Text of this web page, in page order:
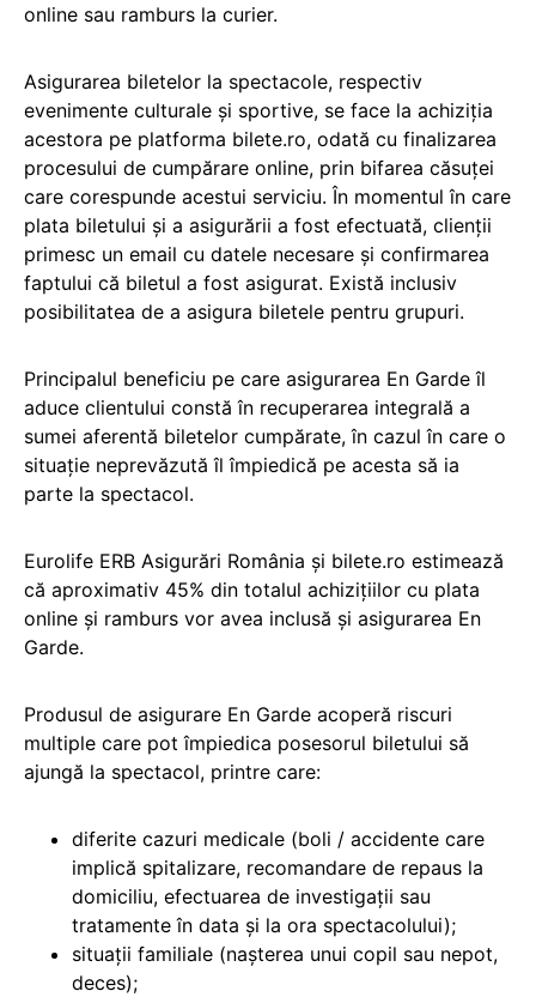
online sau ramburs la curier.
Asigurarea biletelor la spectacole, respectiv
evenimente culturale și sportive, se face la achiziția
acestora pe platforma bilete.ro, odată cu finalizarea
procesului de cumpărare online, prin bifarea căsuței
care corespunde acestui serviciu. În momentul în care
plata biletului și a asigurării a fost efectuată, clienții
primesc un email cu datele necesare și confirmarea
faptului că biletul a fost asigurat. Există inclusiv
posibilitatea de a asigura biletele pentru grupuri.
Principalul beneficiu pe care asigurarea En Garde îl
aduce clientului constă în recuperarea integrală a
sumei aferentă biletelor cumpărate, în cazul în care o
situație neprevăzută îl împiedică pe acesta să ia
parte la spectacol.
Eurolife ERB Asigurări România și bilete.ro estimează
că aproximativ 45% din totalul achizițiilor cu plata
online și ramburs vor avea inclusă și asigurarea En
Garde.
Produsul de asigurare En Garde acoperă riscuri
multiple care pot împiedica posesorul biletului să
ajungă la spectacol, printre care:
diferite cazuri medicale (boli / accidente care
implică spitalizare, recomandare de repaus la
domiciliu, efectuarea de investigații sau
tratamente în data și la ora spectacolului);
situații familiale (nașterea unui copil sau nepot,
deces);